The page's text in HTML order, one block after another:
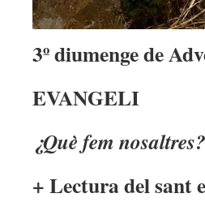
3º diumenge de
EVANGELI
¿Què fem nosaltres?
+ Lectura del sant